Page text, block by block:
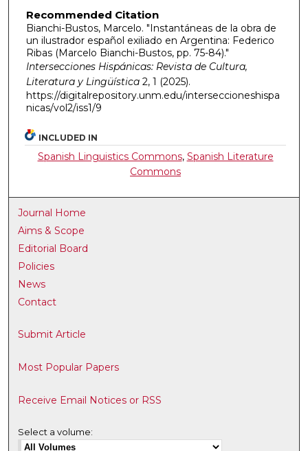
Recommended Citation
Bianchi-Bustos, Marcelo. "Instantáneas de la obra de
un ilustrador español exiliado en Argentina: Federico
Ribas (Marcelo Bianchi-Bustos, pp. 75-84)."
Intersecciones Hispánicas: Revista de Cultura,
Literatura y Lingüística2, 1 (2025).
https://digitalrepository.unm.edu/interseccioneshispa
nicas/vol2/iss1/9
INCLUDED IN
Spanish Linguistics Commons, Spanish Literature
Commons
Journal Home
Aims & Scope
Editorial Board
Policies
News
Contact
Submit Article
Most Popular Papers
Receive Email Notices or RSS
Select a volume: